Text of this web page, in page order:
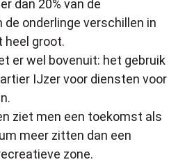
dan 20% van de
de onderlinge verschillen in
heel groot.
er wel bovenuit: het gebruik
IJzer voor diensten voor
ziet men een toekomst als
meer zitten dan een
zone.